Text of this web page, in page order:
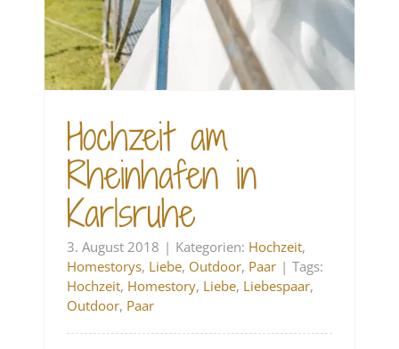
Hochzeit am
Rheinhafen in
Karlsruhe
3. August 2018 | Kategorien: Hochzeit,
Homestorys, Liebe, Outdoor, Paar | Tags:
Hochzeit, Homestory, Liebe, Liebespaar,
Outdoor, Paar